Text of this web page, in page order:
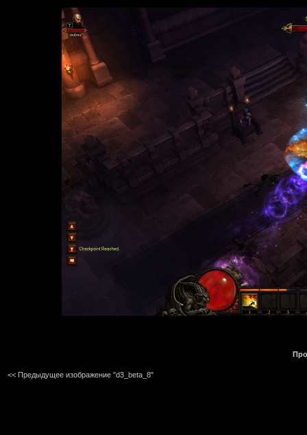
<< Предыдущее изображение "d3_beta_8"